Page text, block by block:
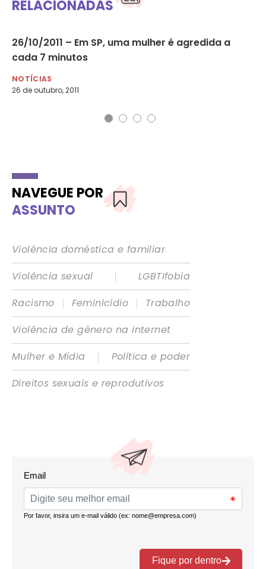
RELACIONADAS
26/10/2011 – Em SP, uma mulher é agredida a
cada 7 minutos
NOTÍCIAS
26 de outubro, 2011
NAVEGUE POR
ASSUNTO
Violência doméstica e familiar
Violência sexual
|
LGBTIfobia
Racismo
| Feminicídio |
Trabalho
Violência de gênero na internet
Mulher e Mídia
|
Política e poder
Direitos sexuais e reprodutivos